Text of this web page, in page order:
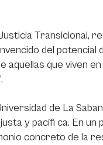
Transicional,
del potencial
aquellas que viven
de La
y pacífi ca. En un
concreto de la